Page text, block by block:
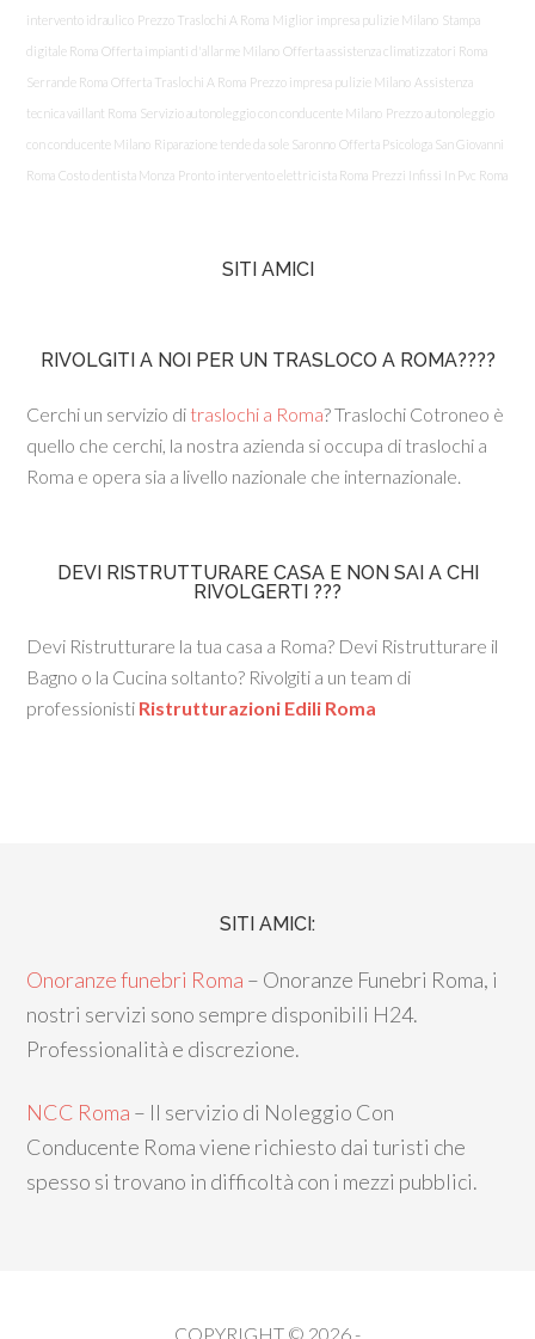
intervento idraulico Prezzo Traslochi A Roma Miglior impresa pulizie Milano Stampa
digitale Roma Offerta impianti d'allarme Milano Offerta assistenza climatizzatori Roma
Serrande Roma Offerta Traslochi A Roma Prezzo impresa pulizie Milano Assistenza
tecnica vaillant Roma Servizio autonoleggio con conducente Milano Prezzo autonoleggio
con conducente Milano Riparazione tende da sole Saronno Offerta Psicologa San Giovanni
Roma Costo dentista Monza Pronto intervento elettricista Roma Prezzi Infissi In Pvc Roma
SITI AMICI
RIVOLGITI A NOI PER UN TRASLOCO A ROMA????
Cerchi un servizio di traslochi a Roma? Traslochi Cotroneo è
quello che cerchi, la nostra azienda si occupa di traslochi a
Roma e opera sia a livello nazionale che internazionale.
DEVI RISTRUTTURARE CASA E NON SAI A CHI
RIVOLGERTI ???
Devi Ristrutturare la tua casa a Roma? Devi Ristrutturare il
Bagno o la Cucina soltanto? Rivolgiti a un team di
professionisti Ristrutturazioni Edili Roma
SITI AMICI:
Onoranze funebri Roma – Onoranze Funebri Roma, i
nostri servizi sono sempre disponibili H24.
Professionalità e discrezione.
NCC Roma – Il servizio di Noleggio Con
Conducente Roma viene richiesto dai turisti che
spesso si trovano in difficoltà con i mezzi pubblici.
COPYRIGHT © 2026 -